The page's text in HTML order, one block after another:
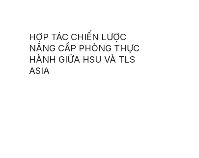
HỢP TÁC CHIẾN LƯỢC
NÂNG CẤP PHÒNG THỰC
HÀNH GIỮA HSU VÀ TLS
ASIA